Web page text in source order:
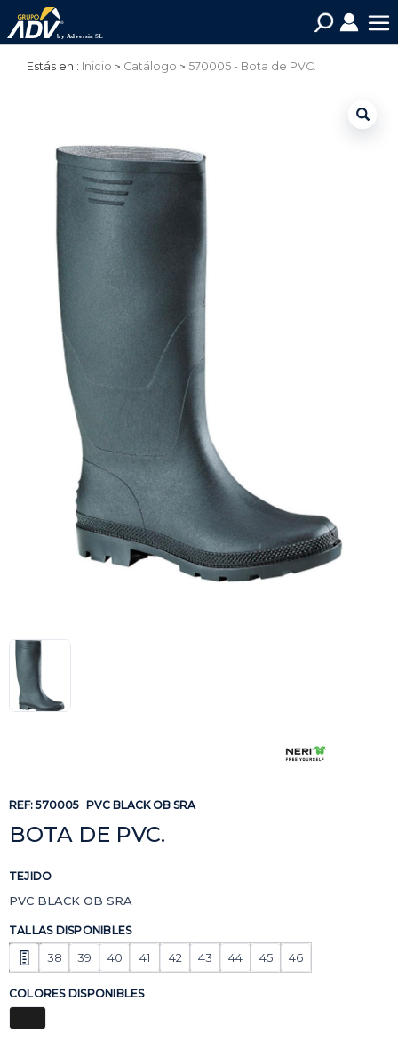
Estás en : Inicio Catálogo 570005 - Bota de PVC.
REF:570005 PVC BLACK OB SRA
BOTA DE PVC.
TEJIDO
PVC BLACK OB SRA
TALLAS DISPONIBLES
38 39 40 41 42 43 44 45 46
COLORES DISPONIBLES